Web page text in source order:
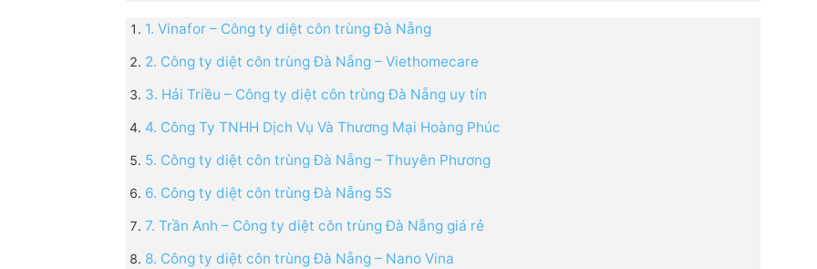
1. Vinafor – Công ty diệt côn trùng Đà Nẵng
2. Công ty diệt côn trùng Đà Nẵng – Viethomecare
3. Hải Triều – Công ty diệt côn trùng Đà Nẵng uy tín
4. Công Ty TNHH Dịch Vụ Và Thương Mại Hoàng Phúc
5. Công ty diệt côn trùng Đà Nẵng – Thuyên Phương
6. Công ty diệt côn trùng Đà Nẵng 5S
7. Trần Anh – Công ty diệt côn trùng Đà Nẵng giá rẻ
8. Công ty diệt côn trùng Đà Nẵng – Nano Vina